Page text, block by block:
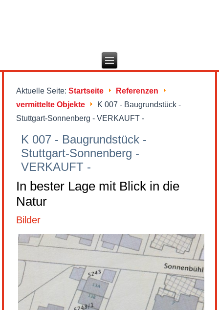
Aktuelle Seite:Startseite
Referenzen
vermittelte Objekte
K 007 - Baugrundstück -
Stuttgart-Sonnenberg - VERKAUFT -
K 007 - Baugrundstück -
Stuttgart-Sonnenberg -
VERKAUFT -
In bester Lage mit Blick in die
Natur
Bilder